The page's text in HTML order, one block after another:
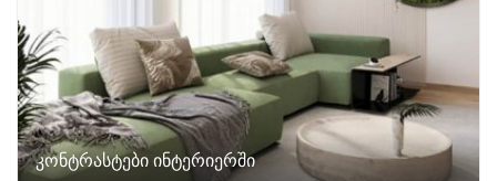
კონტრასტები ინტერიერში